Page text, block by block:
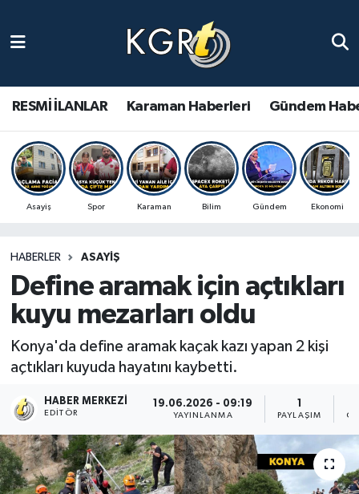
RESMİ İLANLAR Karaman Haberleri Gündem
Asayiş Spor Karaman Bilim Gündem Ekonomi
HABERLER ASAYIŞ
Define aramak için açtıkları
kuyu mezarları oldu
Konya'da define aramak kaçak kazı yapan 2 kişi
açtıkları kuyuda hayatını kaybetti.
HABER MERKEZI
EDITÖR
19.06.2026 - 09:19
YAYINLANMA
1
PAYLAŞIM
Gündem Haberleri
Güncel Haberler
Spor Haberleri
Ulusal Haberler
Vefat Edenler